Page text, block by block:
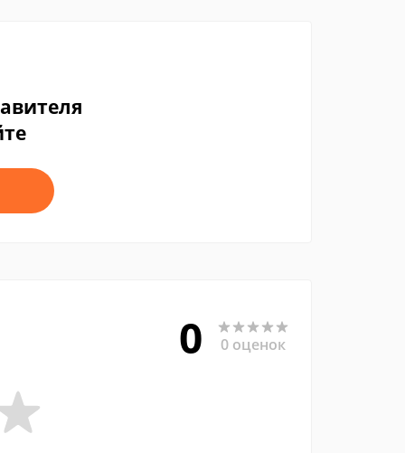
0 0 оценок